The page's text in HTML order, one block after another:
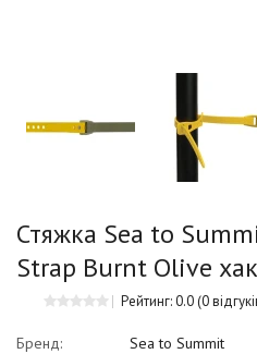
Стяжка Sea to
Strap Burnt Olive
Рейтинг: 0.0(0
Бренд:
Sea to Summit